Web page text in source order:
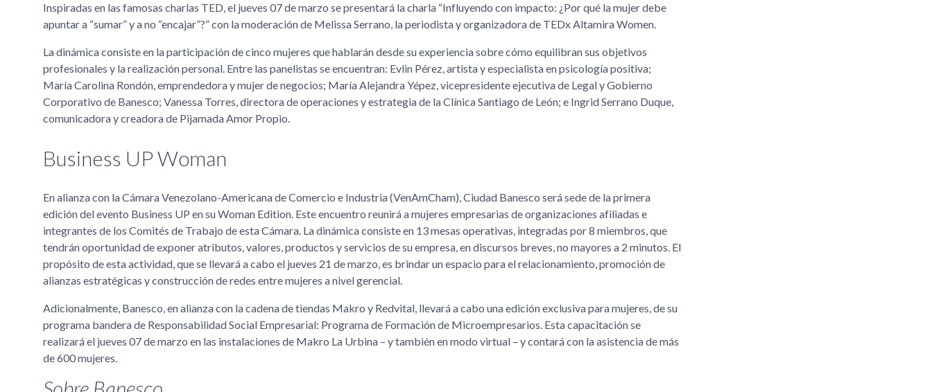
Inspiradas en las famosas charlas TED, el jueves 07 de marzo se presentará la charla “Influyendo con impacto: ¿Por qué la mujer debe
apuntar a “sumar” y a no “encajar”?” con la moderación de Melissa Serrano, la periodista y organizadora de TEDx Altamira Women.
La dinámica consiste en la participación de cinco mujeres que hablarán desde su experiencia sobre cómo equilibran sus objetivos
profesionales y la realización personal. Entre las panelistas se encuentran: Evlin Pérez, artista y especialista en psicología positiva;
María Carolina Rondón, emprendedora y mujer de negocios; María Alejandra Yépez, vicepresidente ejecutiva de Legal y Gobierno
Corporativo de Banesco; Vanessa Torres, directora de operaciones y estrategia de la Clínica Santiago de León; e Ingrid Serrano Duque,
comunicadora y creadora de Pijamada Amor Propio.
Business UP Woman
En alianza con la Cámara Venezolano-Americana de Comercio e Industria (VenAmCham), Ciudad Banesco será sede de la primera
edición del evento Business UP en su Woman Edition. Este encuentro reunirá a mujeres empresarias de organizaciones afiliadas e
integrantes de los Comités de Trabajo de esta Cámara. La dinámica consiste en 13 mesas operativas, integradas por 8 miembros, que
tendrán oportunidad de exponer atributos, valores, productos y servicios de su empresa, en discursos breves, no mayores a 2 minutos. El
propósito de esta actividad, que se llevará a cabo el jueves 21 de marzo, es brindar un espacio para el relacionamiento, promoción de
alianzas estratégicas y construcción de redes entre mujeres a nivel gerencial.
Adicionalmente, Banesco, en alianza con la cadena de tiendas Makro y Redvital, llevará a cabo una edición exclusiva para mujeres, de su
programa bandera de Responsabilidad Social Empresarial: Programa de Formación de Microempresarios. Esta capacitación se
realizará el jueves 07 de marzo en las instalaciones de Makro La Urbina – y también en modo virtual – y contará con la asistencia de más
de 600 mujeres.